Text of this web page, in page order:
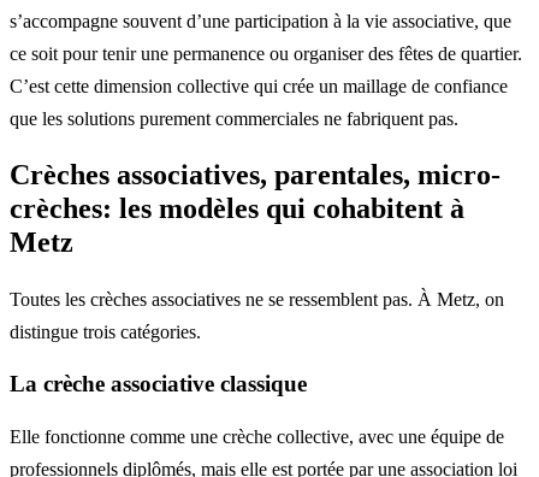
s’accompagne souvent d’une participation à la vie associative, que
ce soit pour tenir une permanence ou organiser des fêtes de quartier.
C’est cette dimension collective qui crée un maillage de confiance
que les solutions purement commerciales ne fabriquent pas.
Crèches associatives, parentales, micro-
crèches: les modèles qui cohabitent à
Metz
Toutes les crèches associatives ne se ressemblent pas. À Metz, on
distingue trois catégories.
La crèche associative classique
Elle fonctionne comme une crèche collective, avec une équipe de
professionnels diplômés, mais elle est portée par une association loi